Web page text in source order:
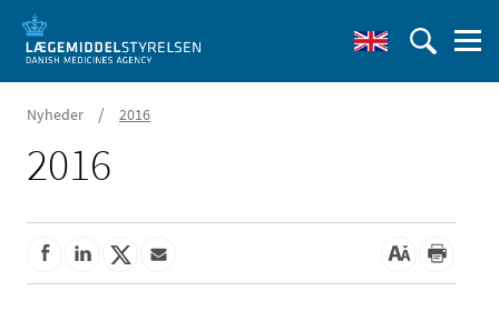
Nyheder / 2016
2016